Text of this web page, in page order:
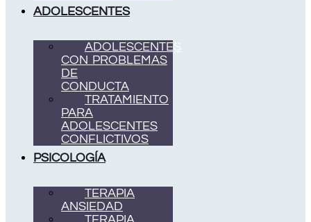
ADOLESCENTES
ADOLESCENTES
CON PROBLEMAS
DE
CONDUCTA
TRATAMIENTO
PARA
ADOLESCENTES
CONFLICTIVOS
PSICOLOGÍA
TERAPIA
ANSIEDAD